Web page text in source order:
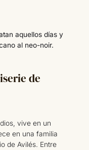
aquellos días y
al neo-noir.
de
vive en un
en una familia
de Avilés. Entre